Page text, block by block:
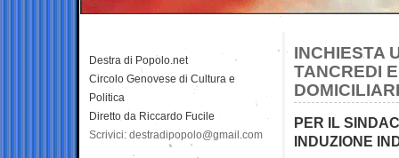
INCHIESTA
TANCREDI
DOMICILIARI
PER IL
INDUZIONE
Destra di Popolo.net
Circolo Genovese di Cultura e
Politica
Diretto da Riccardo Fucile
Scrivici: destradipopolo@gmail.com